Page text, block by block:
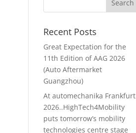
Recent Posts
Great Expectation for the
11th Edition of AAG 2026
(Auto Aftermarket
Guangzhou)
At automechanika Frankfurt
2026..HighTech4Mobility
puts tomorrow’s mobility
technologies centre stage